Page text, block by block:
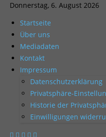
Donnerstag, 6. August 2026
Startseite
Über uns
Mediadaten
Kontakt
Impressum
Datenschutzerklärung
Privatsphäre-
Historie der
Einwilligungen